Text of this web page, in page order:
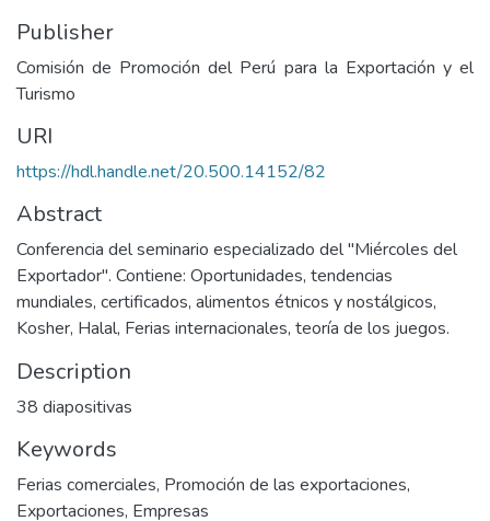
Publisher
Comisión de Promoción del Perú para la Exportación y el
Turismo
URI
https://hdl.handle.net/20.500.14152/82
Abstract
Conferencia del seminario especializado del "Miércoles del
Exportador". Contiene: Oportunidades, tendencias
mundiales, certificados, alimentos étnicos y nostálgicos,
Kosher, Halal, Ferias internacionales, teoría de los juegos.
Description
38 diapositivas
Keywords
Ferias comerciales, Promoción de las exportaciones,
Exportaciones, Empresas